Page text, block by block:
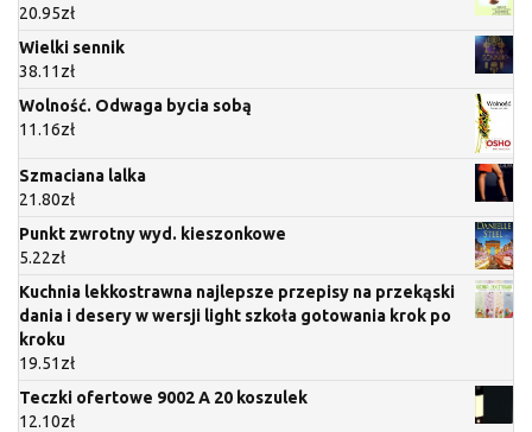
20.95zł
Wielki sennik
38.11 zł
Wolność. Odwaga bycia sobą
11.16zł
Szmaciana lalka
21.80zł
Punkt zwrotny wyd. kieszonkowe
5.22zł
Kuchnia lekkostrawna najlepsze przepisy na przekąski
dania i desery w wersji light szkoła gotowania krok po
kroku
19.51 zł
Teczki ofertowe 9002 A 20 koszulek
12.10zł